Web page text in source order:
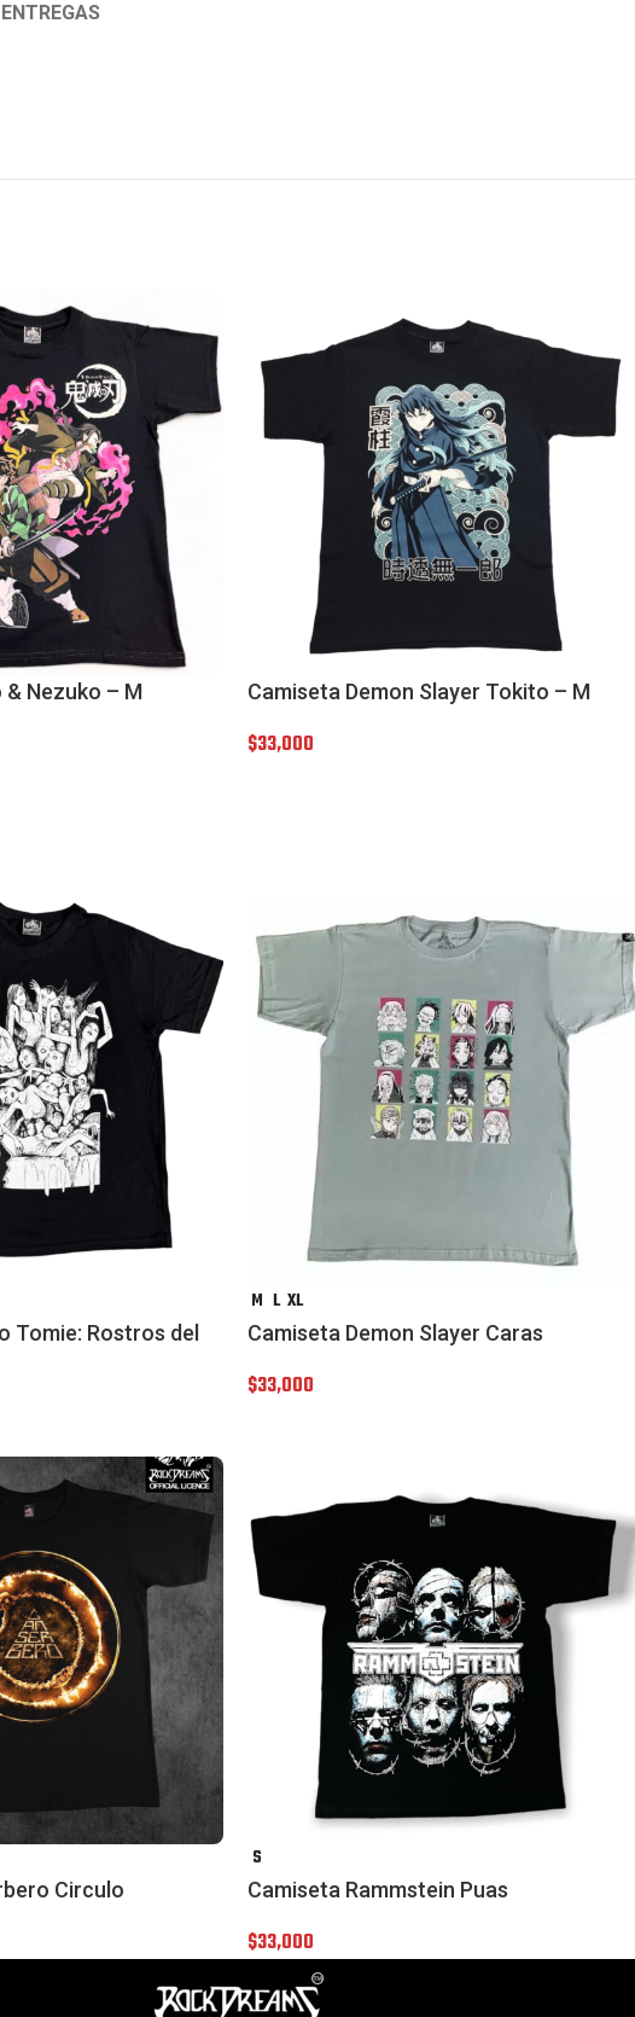
Nezuko – M Camiseta Demon Slayer Tokito – M
$33,000
Tomie: Rostros del
M L XL
Camiseta Demon Slayer Caras
$33,000
Circulo
S
Camiseta Rammstein Puas
$33,000